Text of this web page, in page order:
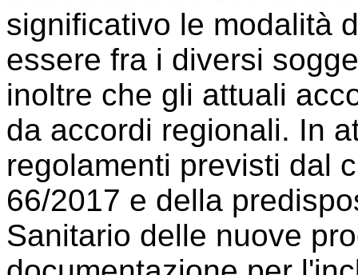
significativo le modalità
essere fra i diversi
inoltre che gli attuali
da accordi regionali. In
regolamenti previsti dal
66/2017 e della
Sanitario delle nuove